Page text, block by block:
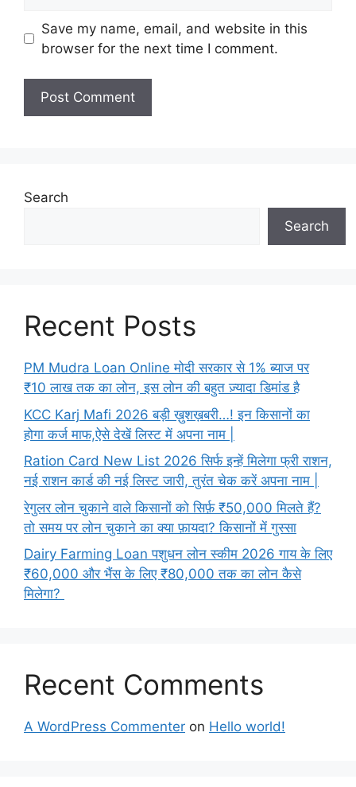
Save my name, email, and website in this
browser for the next time I comment.
Search
Search
Recent Posts
PM Mudra Loan Online मोदी सरकार से 1% ब्याज पर
₹10 लाख तक का लोन, इस लोन की बहुत ज़्यादा डिमांड है
KCC Karj Mafi 2026 बड़ी ख़ुशख़बरी…! इन किसानों का
होगा कर्ज माफ,ऐसे देखें लिस्ट में अपना नाम |
Ration Card New List 2026 सिर्फ इन्हें मिलेगा फ्री राशन,
नई राशन कार्ड की नई लिस्ट जारी, तुरंत चेक करें अपना नाम |
रेगुलर लोन चुकाने वाले किसानों को सिर्फ़ ₹50,000 मिलते हैं?
तो समय पर लोन चुकाने का क्या फ़ायदा? किसानों में गुस्सा
Dairy Farming Loan पशुधन लोन स्कीम 2026 गाय के लिए
₹60,000 और भैंस के लिए ₹80,000 तक का लोन कैसे
मिलेगा?
Recent Comments
A WordPress Commenter on Hello world!